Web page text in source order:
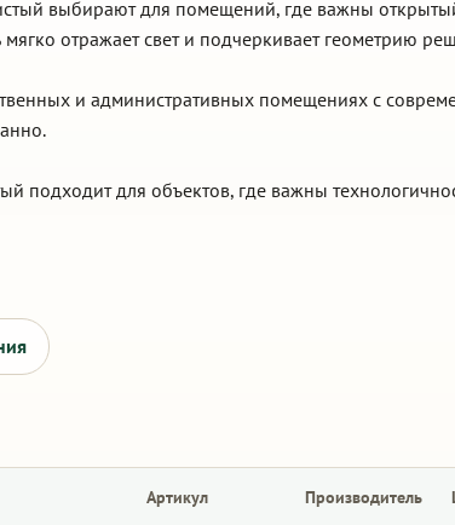
выбирают для помещений, где важны
отражает свет и подчеркивает геометрию
и административных помещениях с
подходит для объектов, где важны
Артикул Производитель